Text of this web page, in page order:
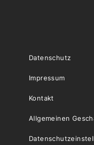
Datenschutz
Impressum
Kontakt
Allgemeinen